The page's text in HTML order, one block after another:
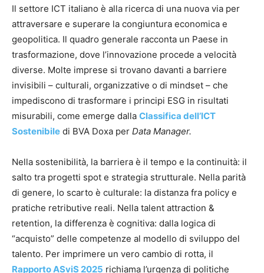
Il settore ICT italiano è alla ricerca di una nuova via per
attraversare e superare la congiuntura economica e
geopolitica. Il quadro generale racconta un Paese in
trasformazione, dove l’innovazione procede a velocità
diverse. Molte imprese si trovano davanti a barriere
invisibili – culturali, organizzative o di mindset – che
impediscono di trasformare i principi ESG in risultati
misurabili, come emerge dalla Classifica dell’ICT
Sostenibile di BVA Doxa per Data Manager.
Nella sostenibilità, la barriera è il tempo e la continuità: il
salto tra progetti spot e strategia strutturale. Nella parità
di genere, lo scarto è culturale: la distanza fra policy e
pratiche retributive reali. Nella talent attraction &
retention, la differenza è cognitiva: dalla logica di
“acquisto” delle competenze al modello di sviluppo del
talento. Per imprimere un vero cambio di rotta, il
Rapporto ASviS 2025 richiama l’urgenza di politiche